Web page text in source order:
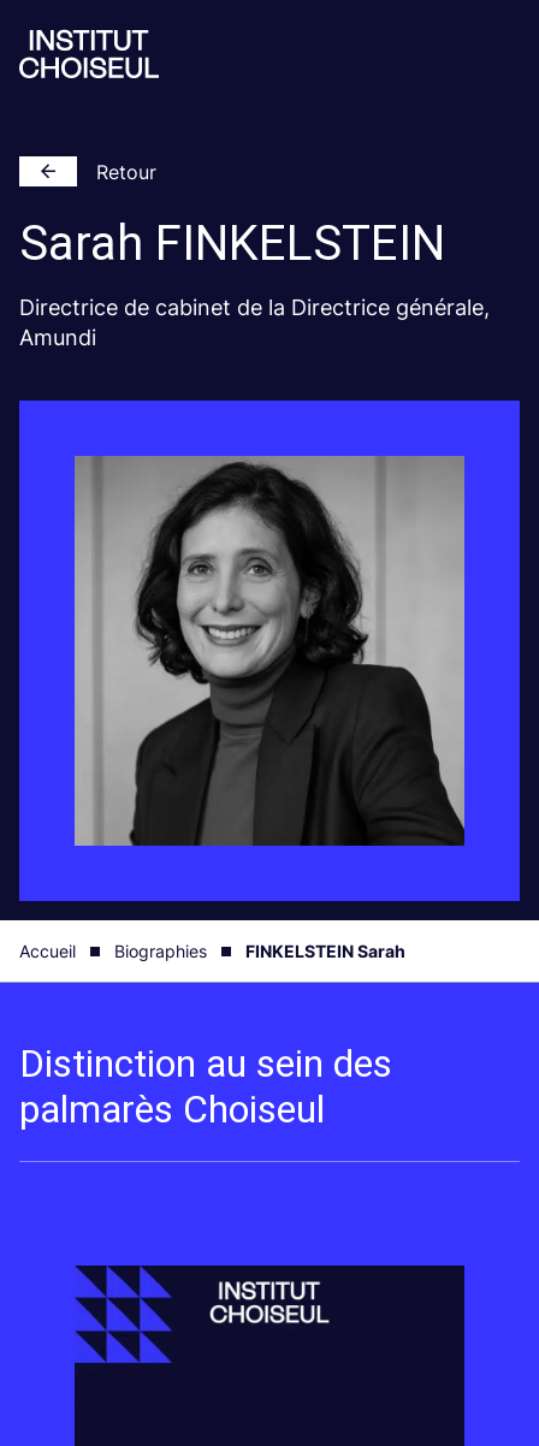
Retour
Sarah FINKELSTEIN
Directrice de cabinet de la Directrice générale,
Amundi
Accueil Biographies FINKELSTEIN Sarah
Distinction au sein des
palmarès Choiseul